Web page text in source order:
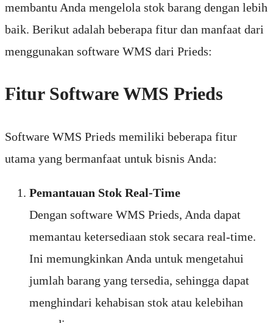
membantu Anda mengelola stok barang dengan lebih
baik. Berikut adalah beberapa fitur dan manfaat dari
menggunakan software WMS dari Prieds:
Fitur Software WMS Prieds
Software WMS Prieds memiliki beberapa fitur
utama yang bermanfaat untuk bisnis Anda:
Pemantauan Stok Real-Time
Dengan software WMS Prieds, Anda dapat
memantau ketersediaan stok secara real-time.
Ini memungkinkan Anda untuk mengetahui
jumlah barang yang tersedia, sehingga dapat
menghindari kehabisan stok atau kelebihan